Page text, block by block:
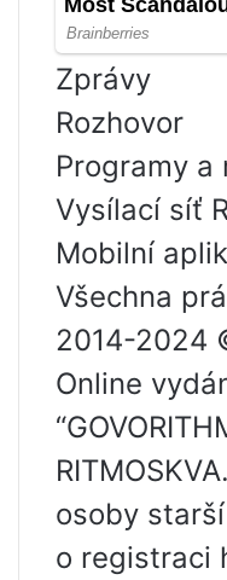
Zprávy
Rozhovor
Programy a
Vysílací síť
Mobilní
Všechna
2014-2024
Online
osoby
o registraci